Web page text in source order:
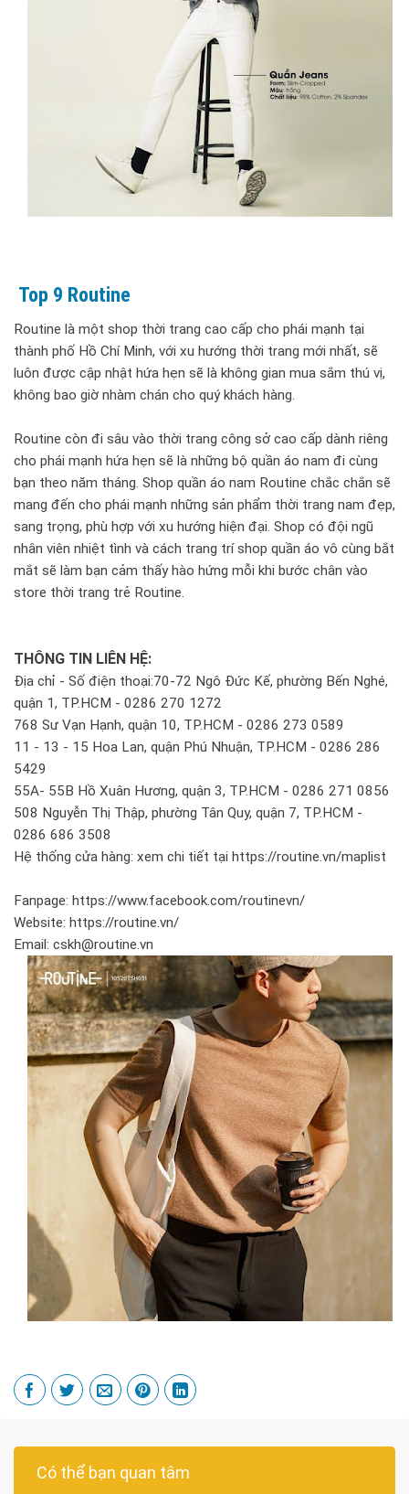
Top 9 Routine
Routine là một shop thời trang cao cấp cho phái mạnh tại
thành phố Hồ Chí Minh, với xu hướng thời trang mới nhất, sẽ
luôn được cập nhật hứa hẹn sẽ là không gian mua sắm thú vị,
không bao giờ nhàm chán cho quý khách hàng.
Routine còn đi sâu vào thời trang công sở cao cấp dành riêng
cho phái mạnh hứa hẹn sẽ là những bộ quần áo nam đi cùng
bạn theo năm tháng. Shop quần áo nam Routine chắc chắn sẽ
mang đến cho phái mạnh những sản phẩm thời trang nam đẹp,
sang trọng, phù hợp với xu hướng hiện đại. Shop có đội ngũ
nhân viên nhiệt tình và cách trang trí shop quần áo vô cùng bắt
mắt sẽ làm bạn cảm thấy hào hứng mỗi khi bước chân vào
store thời trang trẻ Routine.
THÔNG TIN LIÊN HỆ:
Địa chỉ - Số điện thoại:70-72 Ngô Đức Kế, phường Bến Nghé,
quận 1, TP.HCM - 0286 270 1272
768 Sư Vạn Hạnh, quận 10, TP.HCM - 0286 273 0589
11 - 13 - 15 Hoa Lan, quận Phú Nhuận, TP.HCM - 0286 286
5429
55A- 55B Hồ Xuân Hương, quận 3, TP.HCM - 0286 271 0856
508 Nguyễn Thị Thập, phường Tân Quy, quận 7, TP.HCM -
0286 686 3508
Hệ thống cửa hàng: xem chi tiết tại https://routine.vn/maplist
Fanpage: https://www.facebook.com/routinevn/
Website: https://routine.vn/
Email: cskh@routine.vn
Có thể bạn quan tâm